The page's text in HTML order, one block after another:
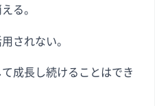
る。
されない。
成長し続けることはでき